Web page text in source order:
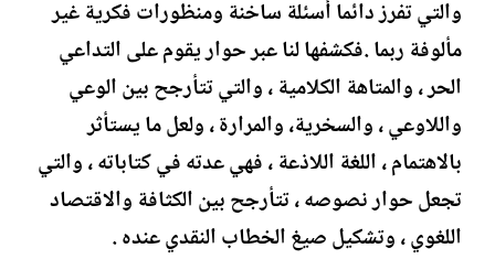
والتي تفرز دائما أسئلة ساخنة ومنظورات فكرية غير
مألوفة ربما .فكشفها لنا عبر حوار يقوم على التداعي
الحر ، والمتاهة الكلامية ، والتي تتأرجح بين الوعي
واللاوعي ، والسخرية، والمرارة ، ولعل ما يستأثر
بالاهتمام ، اللغة اللاذعة ، فهي عدته في كتاباته ، والتي
تجعل حوار نصوصه ، تتأرجح بين الكثافة والاقتصاد
اللغوي ، وتشكيل صيغ الخطاب النقدي عنده .